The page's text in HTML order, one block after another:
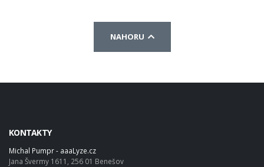
NAHORU
KONTAKTY
Michal Pumpr - aaaLyze.cz
Jana Švermy 1611, 256 01 Benešov